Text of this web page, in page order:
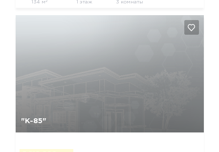
134 м 2 1 этаж 3 комнаты
"К-85"